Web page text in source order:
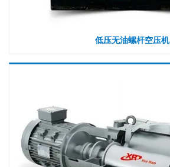
低压无油螺杆空压机